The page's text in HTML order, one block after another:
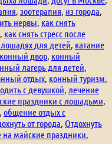
зоотерапия из города
нервы как снять
как снять стресс после
для детей катание
конный двор конный
лагерь для детей
отдых конный туризм
с девушкой лечение
праздники с лошадьми
общение отдых с
от города Отдохнуть
на майские праздники